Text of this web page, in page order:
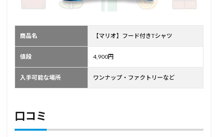
商品名 【マリオ】フード付きTシャツ
値段 4,900円
入手可能な場所 ワンナップ・ファクトリーなど
口コミ